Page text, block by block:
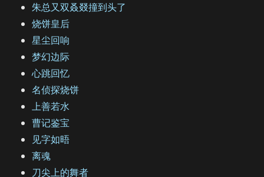
朱总又双叒叕撞到头了
烧饼皇后
星尘回响
梦幻边际
心跳回忆
名侦探烧饼
上善若水
曹记鉴宝
见字如晤
离魂
刀尖上的舞者